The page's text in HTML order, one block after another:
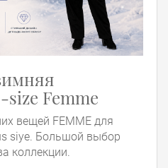
Femme
вещей FEMME для
siye. Большой выбор
коллекции.